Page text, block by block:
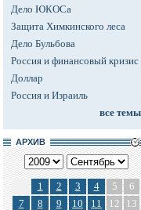
Дело ЮКОСа
Защита Химкинского леса
Дело Бульбова
Россия и финансовый кризис
Доллар
Россия и Израиль
все темы
АРХИВ
1 2 3 4 5
6
7
8 9 10 11 12
13